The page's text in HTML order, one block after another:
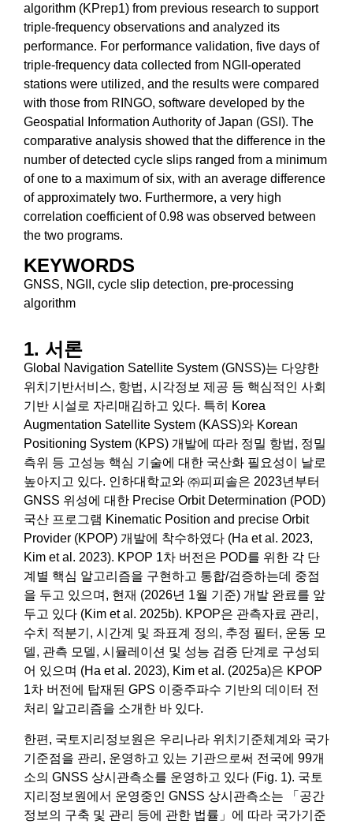
algorithm (KPrep1) from previous research to support
triple-frequency observations and analyzed its
performance. For performance validation, five days of
triple-frequency data collected from NGII-operated
stations were utilized, and the results were compared
with those from RINGO, software developed by the
Geospatial Information Authority of Japan (GSI). The
comparative analysis showed that the difference in the
number of detected cycle slips ranged from a minimum
of one to a maximum of six, with an average difference
of approximately two. Furthermore, a very high
correlation coefficient of 0.98 was observed between
the two programs.
KEYWORDS
GNSS, NGII, cycle slip detection, pre-processing
algorithm
1. 서론
Global Navigation Satellite System (GNSS)는 다양한
위치기반서비스, 항법, 시각정보 제공 등 핵심적인 사회
기반 시설로 자리매김하고 있다. 특히 Korea
Augmentation Satellite System (KASS)와 Korean
Positioning System (KPS) 개발에 따라 정밀 항법, 정밀
측위 등 고성능 핵심 기술에 대한 국산화 필요성이 날로
높아지고 있다. 인하대학교와 ㈜피피솔은 2023년부터
GNSS 위성에 대한 Precise Orbit Determination (POD)
국산 프로그램 Kinematic Position and precise Orbit
Provider (KPOP) 개발에 착수하였다 (Ha et al. 2023,
Kim et al. 2023). KPOP 1차 버전은 POD를 위한 각 단
계별 핵심 알고리즘을 구현하고 통합/검증하는데 중점
을 두고 있으며, 현재 (2026년 1월 기준) 개발 완료를 앞
두고 있다 (Kim et al. 2025b). KPOP은 관측자료 관리,
수치 적분기, 시간계 및 좌표계 정의, 추정 필터, 운동 모
델, 관측 모델, 시뮬레이션 및 성능 검증 단계로 구성되
어 있으며 (Ha et al. 2023), Kim et al. (2025a)은 KPOP
1차 버전에 탑재된 GPS 이중주파수 기반의 데이터 전
처리 알고리즘을 소개한 바 있다.
한편, 국토지리정보원은 우리나라 위치기준체계와 국가
기준점을 관리, 운영하고 있는 기관으로써 전국에 99개
소의 GNSS 상시관측소를 운영하고 있다 (Fig. 1). 국토
지리정보원에서 운영중인 GNSS 상시관측소는 「공간
정보의 구축 및 관리 등에 관한 법률」에 따라 국가기준